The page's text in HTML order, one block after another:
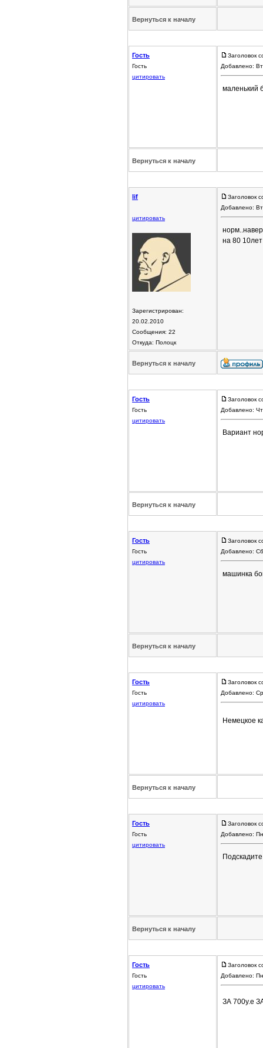
Вернуться к началу
Гость
Гость
цитировать
Заголовок
Добавлено:
маленький
Вернуться к началу
lif
цитировать
Зарегистрирован:
20.02.2010
Сообщения: 22
Откуда: Полоцк
Заголовок
Добавлено:
на 80
Вернуться к началу
Гость
Гость
цитировать
Заголовок
Добавлено:
Вариант
Вернуться к началу
Гость
Гость
цитировать
Заголовок
Добавлено:
машинка
Вернуться к началу
Гость
Гость
цитировать
Заголовок
Добавлено:
Немецкое
Вернуться к началу
Гость
Гость
цитировать
Заголовок
Добавлено:
Вернуться к началу
Гость
Гость
цитировать
Заголовок
Добавлено:
ЗА 700у.е